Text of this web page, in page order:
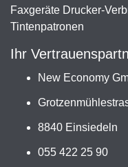
Faxgeräte Drucker-
Tintenpatronen
Ihr
New Economy
8840 Einsiedeln
055 422 25 90